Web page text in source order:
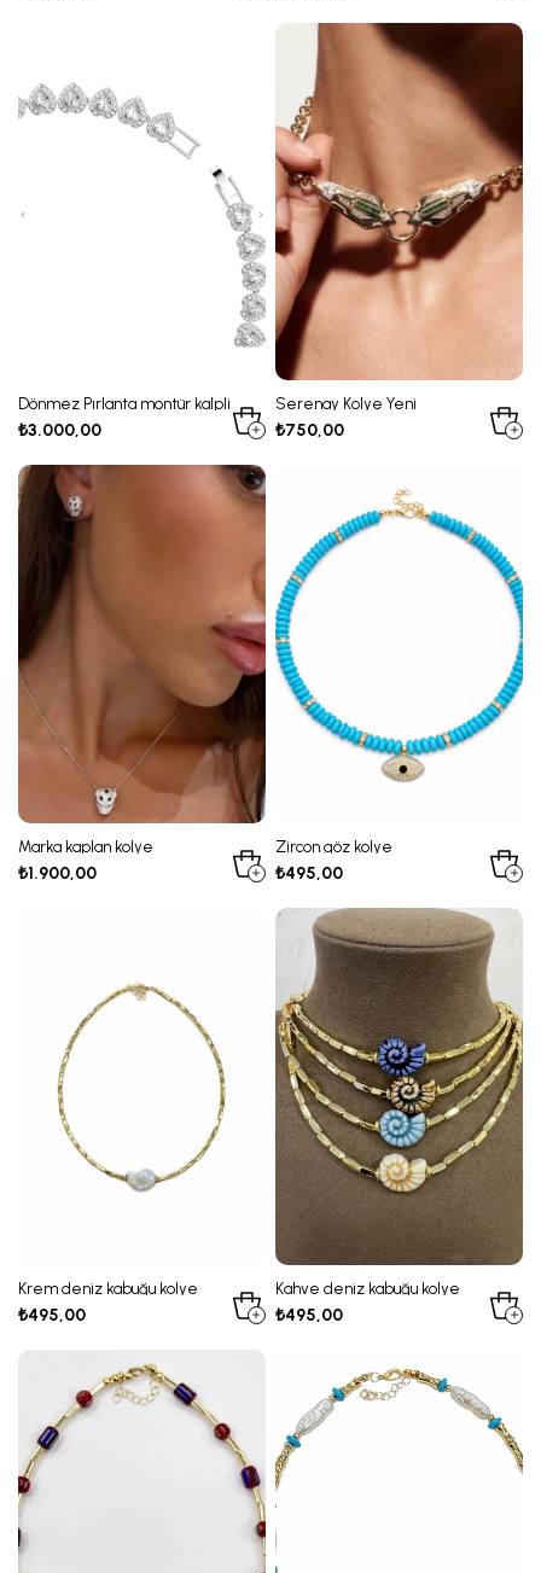
Dönmez Pırlanta montür kalpli
marka su yolu
₺3.000,00
Serenay Kolye Yeni
₺750,00
Marka kaplan kolye
₺1.900,00
Zircon göz kolye
₺495,00
Krem deniz kabuğu kolye
₺495,00
Kahve deniz kabuğu kolye
₺495,00